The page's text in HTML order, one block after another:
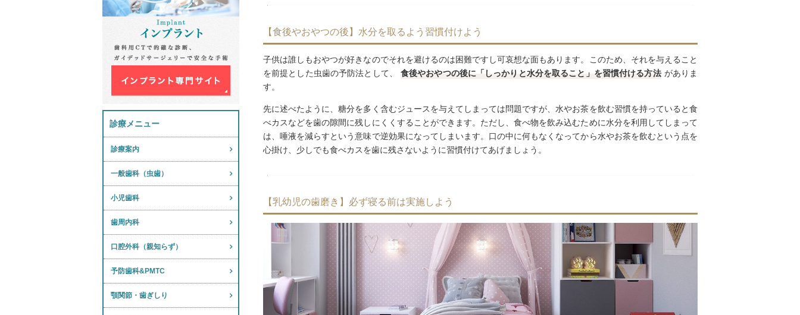
【食後やおやつの後】水分を取るよう習慣付けよう
子供は誰しもおやつが好きなのでそれを避けるのは困難ですし可哀想な面もあります。このため、それを与えること
を前提とした虫歯の予防法として、
食後やおやつの後に「しっかりと水分を取ること」を習慣付ける方法 がありま
す。
先に述べたように、糖分を多く含むジュースを与えてしまっては問題ですが、水やお茶を飲む習慣を持っていると食
べカスなどを歯の隙間に残しにくくすることができます。ただし、食べ物を飲み込むために水分を利用してしまって
は、唾液を減らすという意味で逆効果になってしまいます。口の中に何もなくなってから水やお茶を飲むという点を
心掛け、少しでも食べカスを歯に残さないように習慣付けてあげましょう。
【乳幼児の歯磨き】必ず寝る前は実施しよう
診療メニュー
診療案内
一般歯科（虫歯）
小児歯科
歯周内科
口腔外科（親知らず）
予防歯科&PMTC
顎関節・歯ぎしり